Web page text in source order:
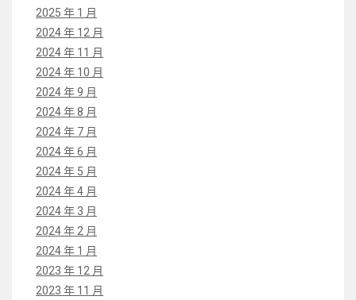
2025 年 1 月
2024 年 12 月
2024 年 11 月
2024 年 10 月
2024 年 9 月
2024 年 8 月
2024 年 7 月
2024 年 6 月
2024 年 5 月
2024 年 4 月
2024 年 3 月
2024 年 2 月
2024 年 1 月
2023 年 12 月
2023 年 11 月